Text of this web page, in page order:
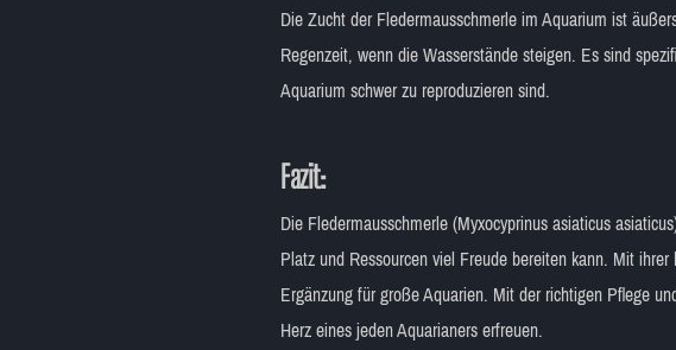
Die Zucht der Fledermausschmerle im Aquarium ist
Regenzeit, wenn die Wasserstände steigen. Es sind
Aquarium schwer zu reproduzieren sind.
Fazit:
Die Fledermausschmerle (Myxocyprinus asiaticus
Platz und Ressourcen viel Freude bereiten kann. Mit
Ergänzung für große Aquarien. Mit der richtigen Pflege
Herz eines jeden Aquarianers erfreuen.